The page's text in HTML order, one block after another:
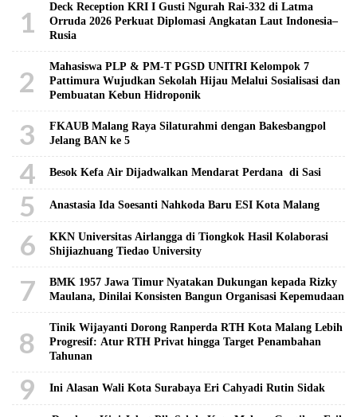
1
Deck Reception KRI I Gusti Ngurah Rai-332 di Latma
Orruda 2026 Perkuat Diplomasi Angkatan Laut Indonesia–
Rusia
2
Mahasiswa PLP & PM-T PGSD UNITRI Kelompok 7
Pattimura Wujudkan Sekolah Hijau Melalui Sosialisasi dan
Pembuatan Kebun Hidroponik
3
FKAUB Malang Raya Silaturahmi dengan Bakesbangpol
Jelang BAN ke 5
4 Besok Kefa Air Dijadwalkan Mendarat Perdana di Sasi
5 Anastasia Ida Soesanti Nahkoda Baru ESI Kota Malang
6
KKN Universitas Airlangga di Tiongkok Hasil Kolaborasi ​
Shijiazhuang Tiedao University
7
BMK 1957 Jawa Timur Nyatakan Dukungan kepada Rizky
Maulana, Dinilai Konsisten Bangun Organisasi Kepemudaan
8
Tinik Wijayanti Dorong Ranperda RTH Kota Malang Lebih
Progresif: Atur RTH Privat hingga Target Penambahan
Tahunan
9 Ini Alasan Wali Kota Surabaya Eri Cahyadi Rutin Sidak